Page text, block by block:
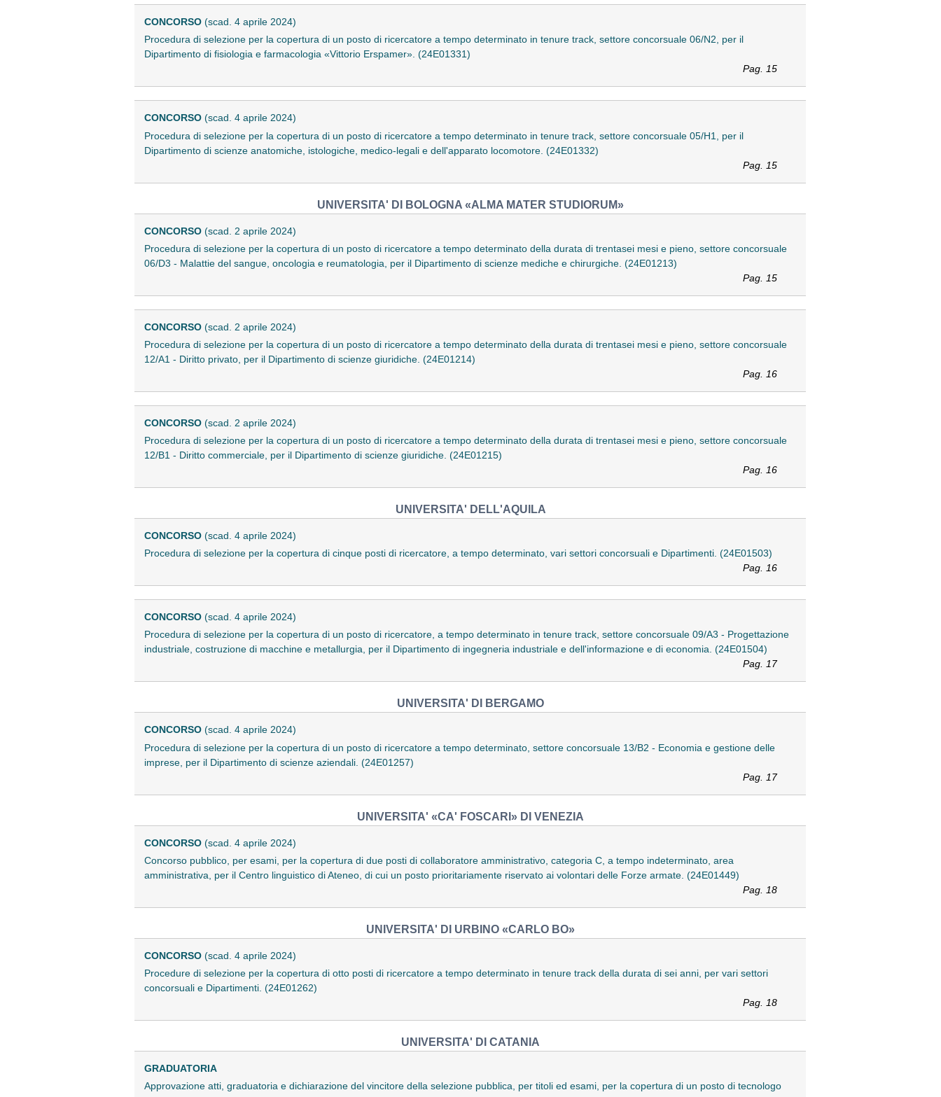
CONCORSO (scad. 4 aprile 2024)
Procedura di selezione per la copertura di un posto di ricercatore a tempo determinato in tenure track, settore concorsuale 06/N2, per il
Dipartimento di fisiologia e farmacologia «Vittorio Erspamer». (24E01331)
Pag. 15
CONCORSO (scad. 4 aprile 2024)
Procedura di selezione per la copertura di un posto di ricercatore a tempo determinato in tenure track, settore concorsuale 05/H1, per il
Dipartimento di scienze anatomiche, istologiche, medico-legali e dell'apparato locomotore. (24E01332)
Pag. 15
UNIVERSITA' DI BOLOGNA «ALMA MATER STUDIORUM»
CONCORSO (scad. 2 aprile 2024)
Procedura di selezione per la copertura di un posto di ricercatore a tempo determinato della durata di trentasei mesi e pieno, settore concorsuale
06/D3 - Malattie del sangue, oncologia e reumatologia, per il Dipartimento di scienze mediche e chirurgiche. (24E01213)
Pag. 15
CONCORSO (scad. 2 aprile 2024)
Procedura di selezione per la copertura di un posto di ricercatore a tempo determinato della durata di trentasei mesi e pieno, settore concorsuale
12/A1 - Diritto privato, per il Dipartimento di scienze giuridiche. (24E01214)
Pag. 16
CONCORSO (scad. 2 aprile 2024)
Procedura di selezione per la copertura di un posto di ricercatore a tempo determinato della durata di trentasei mesi e pieno, settore concorsuale
12/B1 - Diritto commerciale, per il Dipartimento di scienze giuridiche. (24E01215)
Pag. 16
UNIVERSITA' DELL'AQUILA
CONCORSO (scad. 4 aprile 2024)
Procedura di selezione per la copertura di cinque posti di ricercatore, a tempo determinato, vari settori concorsuali e Dipartimenti. (24E01503)
Pag. 16
CONCORSO (scad. 4 aprile 2024)
Procedura di selezione per la copertura di un posto di ricercatore, a tempo determinato in tenure track, settore concorsuale 09/A3 - Progettazione
industriale, costruzione di macchine e metallurgia, per il Dipartimento di ingegneria industriale e dell'informazione e di economia. (24E01504)
Pag. 17
UNIVERSITA' DI BERGAMO
CONCORSO (scad. 4 aprile 2024)
Procedura di selezione per la copertura di un posto di ricercatore a tempo determinato, settore concorsuale 13/B2 - Economia e gestione delle
imprese, per il Dipartimento di scienze aziendali. (24E01257)
Pag. 17
UNIVERSITA' «CA' FOSCARI» DI VENEZIA
CONCORSO (scad. 4 aprile 2024)
Concorso pubblico, per esami, per la copertura di due posti di collaboratore amministrativo, categoria C, a tempo indeterminato, area
amministrativa, per il Centro linguistico di Ateneo, di cui un posto prioritariamente riservato ai volontari delle Forze armate. (24E01449)
Pag. 18
UNIVERSITA' DI URBINO «CARLO BO»
CONCORSO (scad. 4 aprile 2024)
Procedure di selezione per la copertura di otto posti di ricercatore a tempo determinato in tenure track della durata di sei anni, per vari settori
concorsuali e Dipartimenti. (24E01262)
Pag. 18
UNIVERSITA' DI CATANIA
GRADUATORIA
Approvazione atti, graduatoria e dichiarazione del vincitore della selezione pubblica, per titoli ed esami, per la copertura di un posto di tecnologo